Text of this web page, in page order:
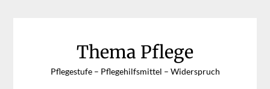
Thema Pflege
Pflegestufe – Pflegehilfsmittel – Widerspruch